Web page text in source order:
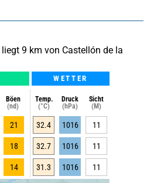
liegt 9 km von Castellón de la
WETTER
Böen
(nd)
Temp.
(°C)
Druck
(hPa)
Sicht
(M)
21 32.4 1016 11
18 32.7 1016 11
14 31.3 1016 11